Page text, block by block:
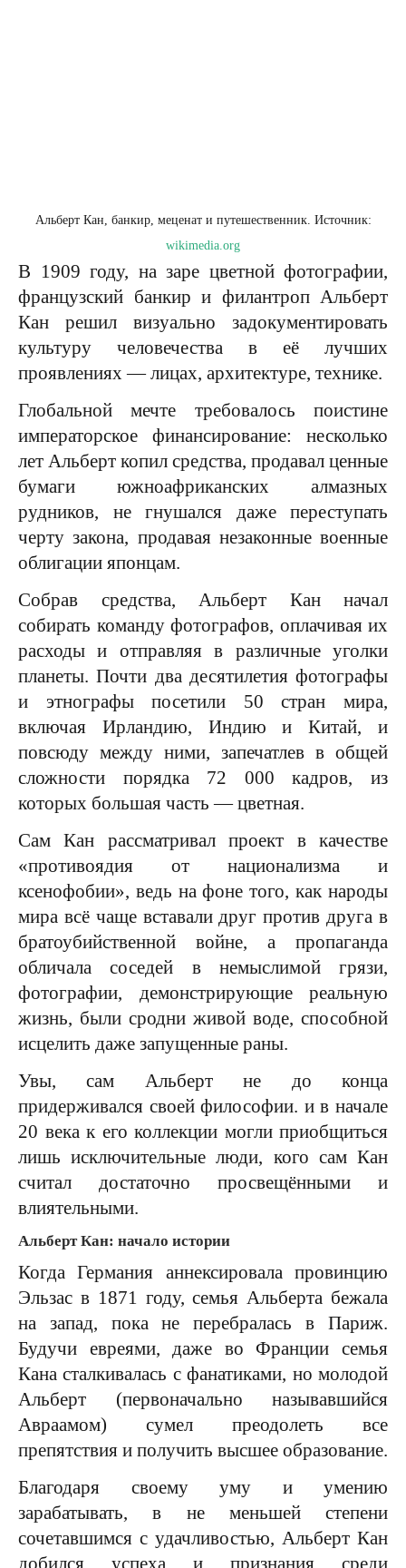
Альберт Кан, банкир, меценат и путешественник. Источник:
wikimedia.org
В 1909 году, на заре цветной фотографии,
французский банкир и филантроп Альберт
Кан решил визуально задокументировать
культуру человечества в её лучших
проявлениях — лицах, архитектуре, технике.
Глобальной мечте требовалось поистине
императорское финансирование: несколько
лет Альберт копил средства, продавал ценные
бумаги южноафриканских алмазных
рудников, не гнушался даже переступать
черту закона, продавая незаконные военные
облигации японцам.
Собрав средства, Альберт Кан начал
собирать команду фотографов, оплачивая их
расходы и отправляя в различные уголки
планеты. Почти два десятилетия фотографы
и этнографы посетили 50 стран мира,
включая Ирландию, Индию и Китай, и
повсюду между ними, запечатлев в общей
сложности порядка 72 000 кадров, из
которых большая часть — цветная.
Сам Кан рассматривал проект в качестве
«противоядия от национализма и
ксенофобии», ведь на фоне того, как народы
мира всё чаще вставали друг против друга в
братоубийственной войне, а пропаганда
обличала соседей в немыслимой грязи,
фотографии, демонстрирующие реальную
жизнь, были сродни живой воде, способной
исцелить даже запущенные раны.
Увы, сам Альберт не до конца
придерживался своей философии. и в начале
20 века к его коллекции могли приобщиться
лишь исключительные люди, кого сам Кан
считал достаточно просвещёнными и
влиятельными.
Альберт Кан: начало истории
Когда Германия аннексировала провинцию
Эльзас в 1871 году, семья Альберта бежала
на запад, пока не перебралась в Париж.
Будучи евреями, даже во Франции семья
Кана сталкивалась с фанатиками, но молодой
Альберт (первоначально называвшийся
Авраамом) сумел преодолеть все
препятствия и получить высшее образование.
Благодаря своему уму и умению
зарабатывать, в не меньшей степени
сочетавшимся с удачливостью, Альберт Кан
добился успеха и признания среди